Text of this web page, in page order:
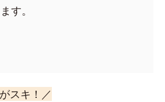
す。
スキ！／